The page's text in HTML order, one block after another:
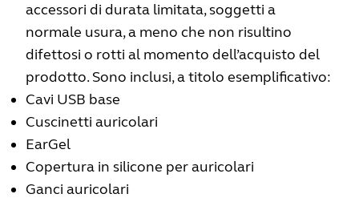
accessori di durata limitata, soggetti a
normale usura, a meno che non risultino
difettosi o rotti al momento dell’acquisto del
prodotto. Sono inclusi, a titolo esemplificativo:
Cavi USB base
Cuscinetti auricolari
EarGel
Copertura in silicone per auricolari
Ganci auricolari